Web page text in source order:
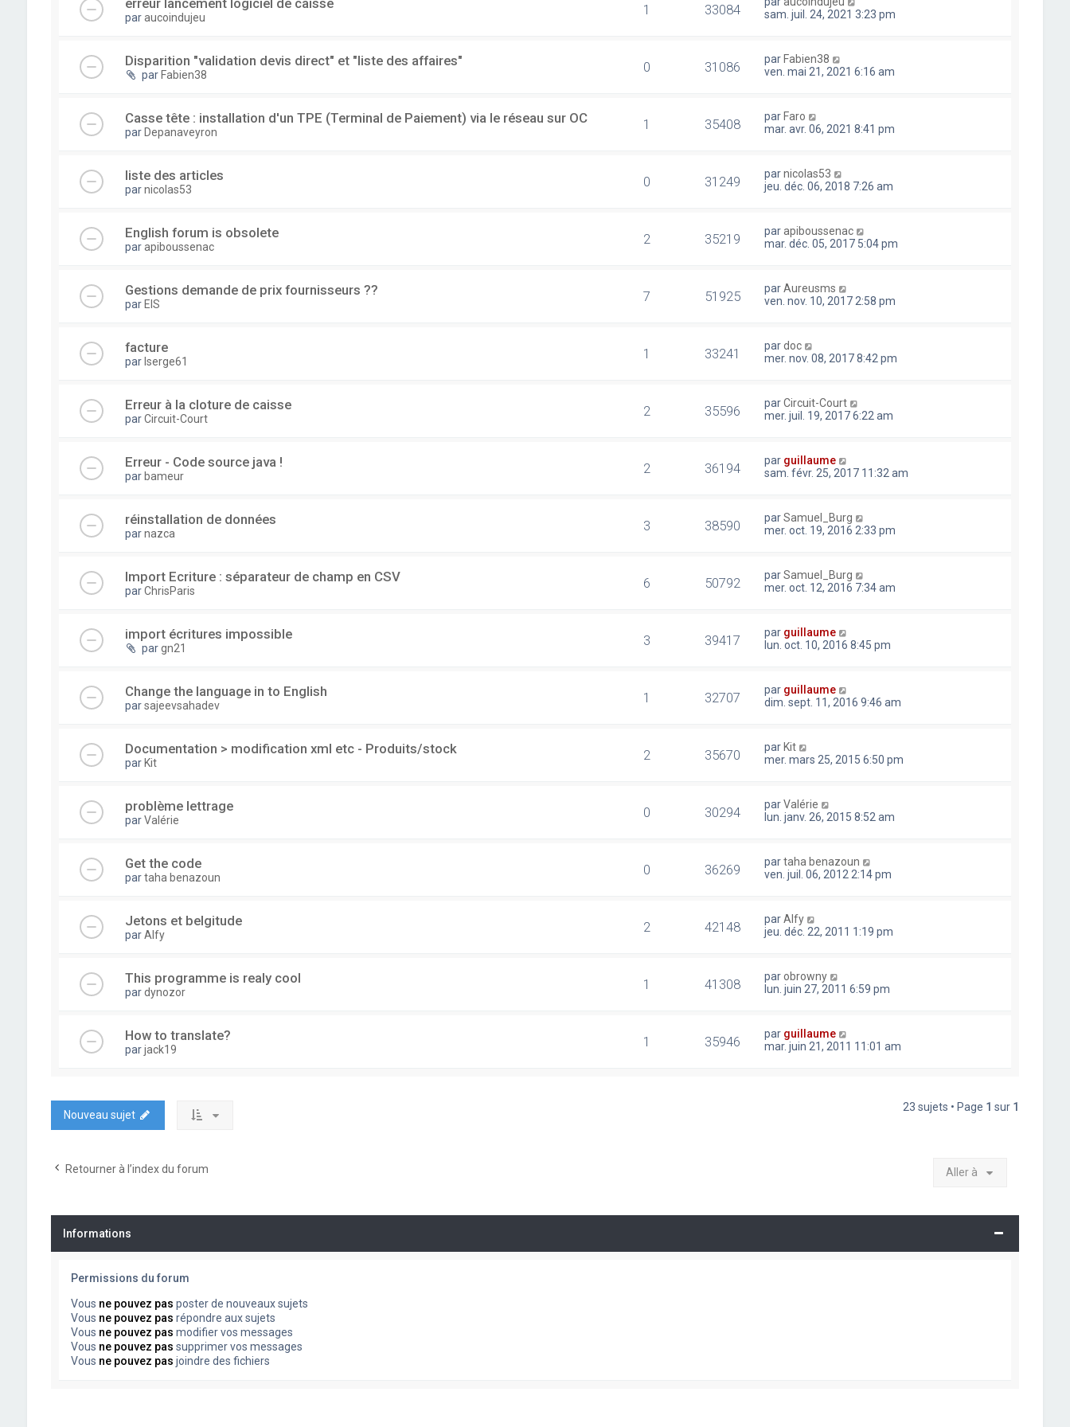
paraucoindujeu 1 33084
sam. juil. 24, 2021 3:23 pm
Disparition "validation devis direct" et "liste des affaires"
par Fabien38 0 31086 par Fabien38
ven. mai 21, 2021 6:16 am
Casse tête : installation d'un TPE (Terminal de Paiement) via le réseau sur OC
par Depanaveyron 1 35408 par Faro
mar. avr. 06, 2021 8:41 pm
liste des articles
parnicolas53 0 31249 parnicolas53
jeu. déc. 06, 2018 7:26 am
English forum is obsolete
parapiboussenac 2 35219 parapiboussenac
mar. déc. 05, 2017 5:04 pm
Gestions demande de prix fournisseurs ??
par EIS 7 51925 parAureusms
ven. nov. 10, 2017 2:58 pm
facture
par lserge61 1 33241 pardoc
mer. nov. 08, 2017 8:42 pm
Erreur à la cloture de caisse
parCircuit-Court 2 35596 parCircuit-Court
mer. juil. 19, 2017 6:22 am
Erreur - Code source java !
par bameur 2 36194 par guillaume
sam. févr. 25, 2017 11:32 am
réinstallation de données
parnazca 3 38590 parSamuel_Burg
mer. oct. 19, 2016 2:33 pm
Import Ecriture : séparateur de champ en CSV
parChrisParis 6 50792 parSamuel_Burg
mer. oct. 12, 2016 7:34 am
import écritures impossible
pargn21 3 39417 par guillaume
lun. oct. 10, 2016 8:45 pm
Change the language in to English
parsajeevsahadev 1 32707 par guillaume
dim. sept. 11, 2016 9:46 am
Documentation > modification xml etc - Produits/stock
par Kit 2 35670 par Kit
mer. mars 25, 2015 6:50 pm
problème lettrage
parValérie 0 30294 parValérie
lun. janv. 26, 2015 8:52 am
Get the code
partaha benazoun 0 36269 partaha benazoun
ven. juil. 06, 2012 2:14 pm
Jetons et belgitude
parAlfy 2 42148 parAlfy
jeu. déc. 22, 2011 1:19 pm
This programme is realy cool
pardynozor 1 41308 parobrowny
lun. juin 27, 2011 6:59 pm
How to translate?
parjack19 1 35946 par guillaume
mar. juin 21, 2011 11:01 am
Nouveau sujet
23 sujets • Page 1 sur 1
Retourner à l’index du forum Aller à
Informations
Permissions du forum
Vous ne pouvez pas poster de nouveaux sujets
Vous ne pouvez pas répondre aux sujets
Vous ne pouvez pas modifier vos messages
Vous ne pouvez pas supprimer vos messages
Vous ne pouvez pas joindre des fichiers